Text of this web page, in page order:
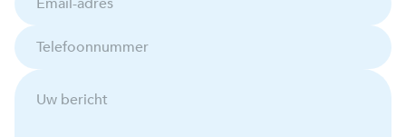
-
e
n
A
c
m
a
i
l
a
T
e
eU
w